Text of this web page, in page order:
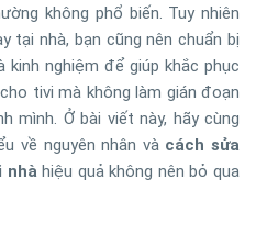
không phổ biến. Tuy nhiên
tại nhà, bạn cũng nên chuẩn bị
nghiệm để giúp khắc phục
tivi mà không làm gián đoạn
mình. Ở bài viết này, hãy cùng
về nguyên nhân và cách sửa
nhàhiệu quả không nên bỏ qua